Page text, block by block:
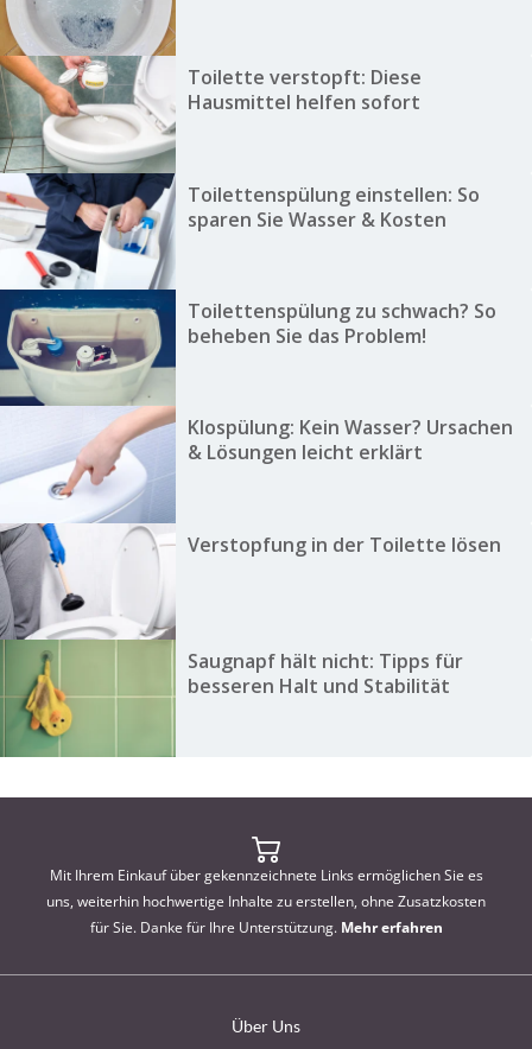
Toilette verstopft: Diese
Hausmittel helfen sofort
Toilettenspülung einstellen: So
sparen Sie Wasser & Kosten
Toilettenspülung zu schwach? So
beheben Sie das Problem!
Klospülung: Kein Wasser? Ursachen
& Lösungen leicht erklärt
Verstopfung in der Toilette lösen
Saugnapf hält nicht: Tipps für
besseren Halt und Stabilität
Mit Ihrem Einkauf über gekennzeichnete Links ermöglichen Sie es
uns, weiterhin hochwertige Inhalte zu erstellen, ohne Zusatzkosten
für Sie. Danke für Ihre Unterstützung. Mehr erfahren
Über Uns